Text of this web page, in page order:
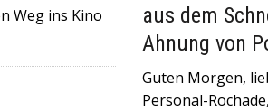
Weg ins Kino
aus dem
Ahnung von
Guten Morgen,
Personal-